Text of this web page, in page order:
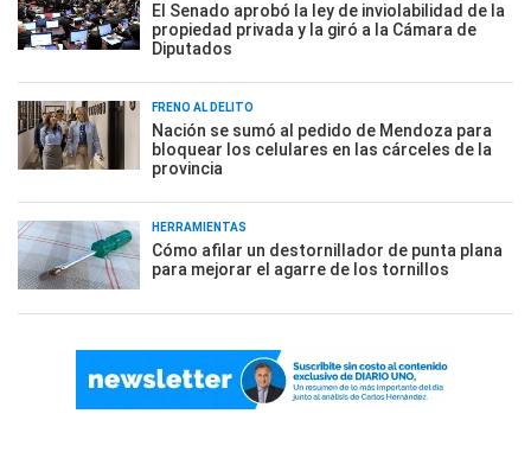
El Senado aprobó la ley de inviolabilidad de la
propiedad privada y la giró a la Cámara de
Diputados
FRENO AL DELITO
Nación se sumó al pedido de Mendoza para
bloquear los celulares en las cárceles de la
provincia
HERRAMIENTAS
Cómo afilar un destornillador de punta plana
para mejorar el agarre de los tornillos